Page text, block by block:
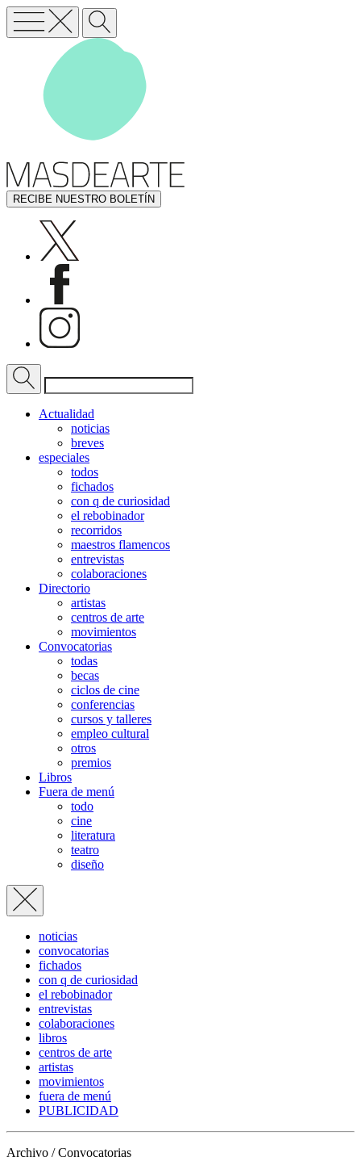
RECIBE NUESTRO BOLETÍN
Actualidad
noticias
breves
especiales
todos
fichados
con q de curiosidad
el rebobinador
recorridos
maestros flamencos
entrevistas
colaboraciones
Directorio
artistas
centros de arte
movimientos
Convocatorias
todas
becas
ciclos de cine
conferencias
cursos y talleres
empleo cultural
otros
premios
Libros
Fuera de menú
todo
cine
literatura
teatro
diseño
noticias
convocatorias
fichados
con q de curiosidad
el rebobinador
entrevistas
colaboraciones
libros
centros de arte
artistas
movimientos
fuera de menú
PUBLICIDAD
Archivo / Convocatorias